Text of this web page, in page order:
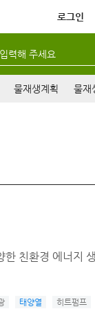
로그인
력해 주세요
물재생계획 물재
한 친환경 에너지
태양열 히트펌프